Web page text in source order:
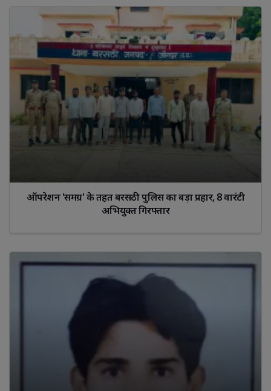
ऑपरेशन 'समग्र' के तहत बरसठी पुलिस का बड़ा प्रहार, 8 वारंटी
अभियुक्त गिरफ्तार